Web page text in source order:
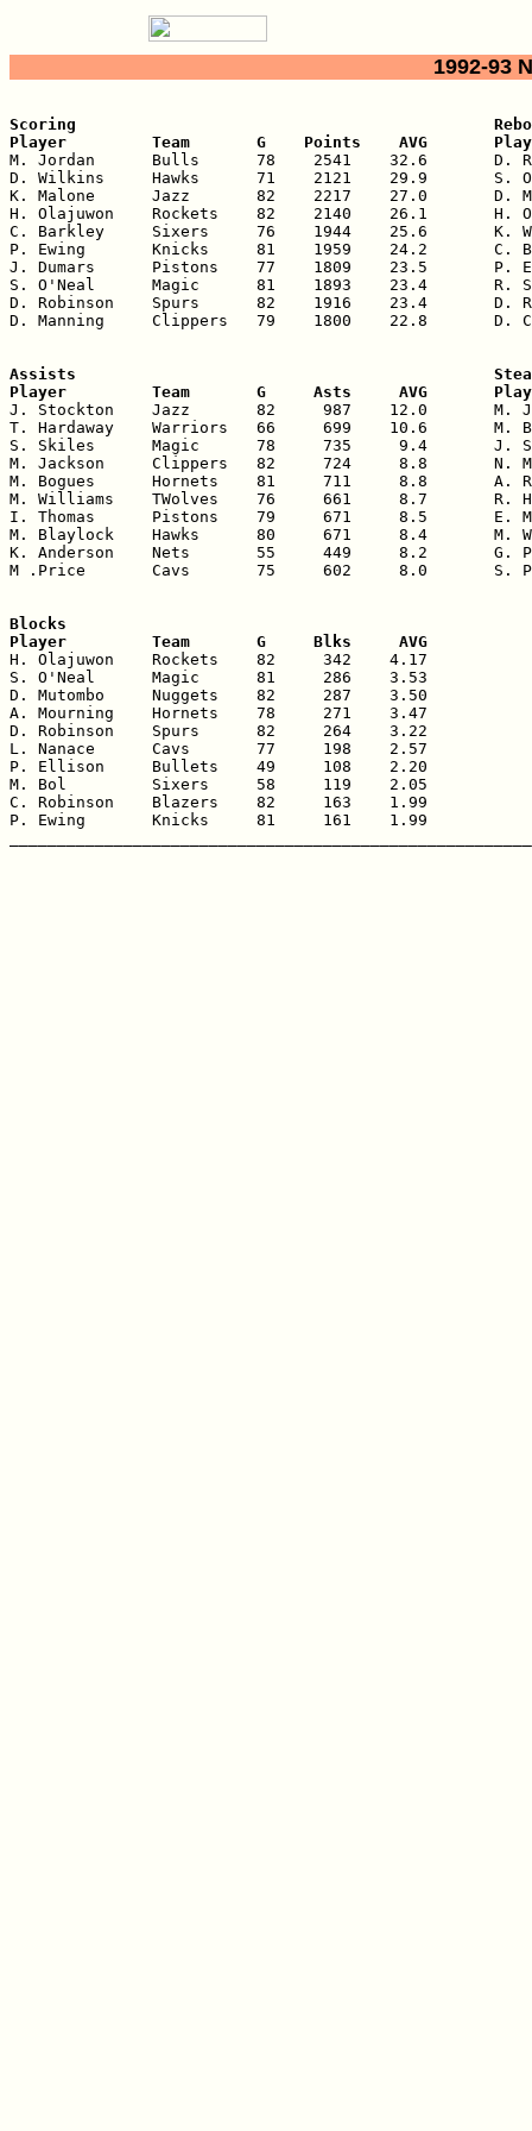
1992-93
Scoring
Player         Team       G    Points    AVG
M. Jordan      Bulls      78    2541    32.6       D.
D. Wilkins     Hawks      71    2121    29.9       S.
K. Malone      Jazz       82    2217    27.0       D.
H. Olajuwon    Rockets    82    2140    26.1       H.
C. Barkley     Sixers     76    1944    25.6       K.
P. Ewing       Knicks     81    1959    24.2       C.
J. Dumars      Pistons    77    1809    23.5       P.
S. O'Neal      Magic      81    1893    23.4       R.
D. Robinson    Spurs      82    1916    23.4       D.
D. Manning     Clippers   79    1800    22.8       D.
Assists
Player         Team       G     Asts     AVG
J. Stockton    Jazz       82     987    12.0       M.
T. Hardaway    Warriors   66     699    10.6       M.
S. Skiles      Magic      78     735     9.4       J.
M. Jackson     Clippers   82     724     8.8       N.
M. Bogues      Hornets    81     711     8.8       A.
M. Williams    TWolves    76     661     8.7       R.
I. Thomas      Pistons    79     671     8.5       E.
M. Blaylock    Hawks      80     671     8.4       M.
K. Anderson    Nets       55     449     8.2       G.
M .Price       Cavs       75     602     8.0       S.
Blocks
Player         Team       G     Blks     AVG
H. Olajuwon    Rockets    82     342    4.17
S. O'Neal      Magic      81     286    3.53
D. Mutombo     Nuggets    82     287    3.50
A. Mourning    Hornets    78     271    3.47
D. Robinson    Spurs      82     264    3.22
L. Nanace      Cavs       77     198    2.57
P. Ellison     Bullets    49     108    2.20
M. Bol         Sixers     58     119    2.05
C. Robinson    Blazers    82     163    1.99
P. Ewing       Knicks     81     161    1.99